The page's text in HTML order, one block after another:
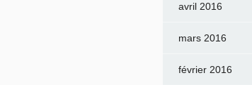
avril 2016
mars 2016
février 2016